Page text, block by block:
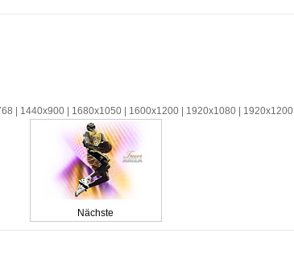
| 1440x900 | 1680x1050 | 1600x1200 | 1920x1080 | 1920x1200
Nächste